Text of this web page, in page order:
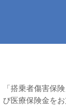
「搭乗者傷害保
び医療保険金を